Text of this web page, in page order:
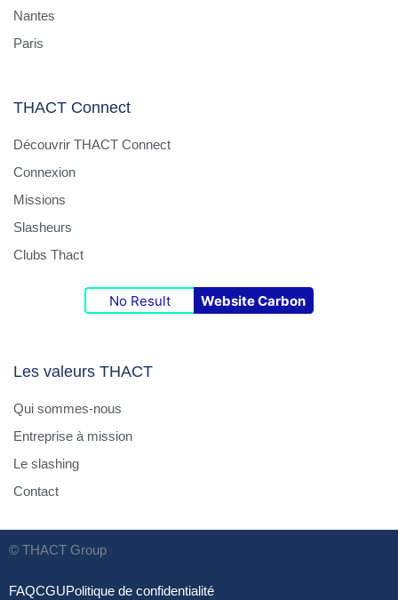
Nantes
Paris
THACT Connect
Découvrir THACT Connect
Connexion
Missions
Slasheurs
Clubs Thact
No Result Website Carbon
Les valeurs THACT
Qui sommes-nous
Entreprise à mission
Le slashing
Contact
© THACT Group
FAQCGUPolitique de confidentialité